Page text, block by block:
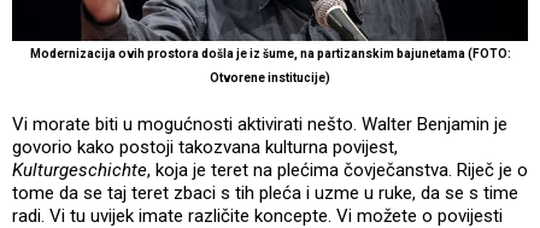
Modernizacija ovih prostora došla je iz šume, na partizanskim bajunetama (FOTO:
Otvorene institucije)
Vi morate biti u mogućnosti aktivirati nešto. Walter Benjamin je
govorio kako postoji takozvana kulturna povijest,
Kulturgeschichte, koja je teret na plećima čovječanstva. Riječ je o
tome da se taj teret zbaci s tih pleća i uzme u ruke, da se s time
radi. Vi tu uvijek imate različite koncepte. Vi možete o povijesti